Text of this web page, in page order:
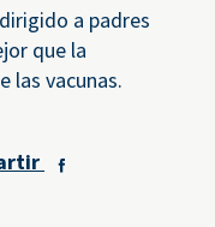
a padres
que la
las vacunas.